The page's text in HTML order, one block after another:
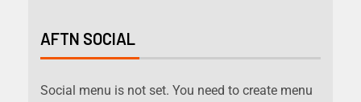
AFTN SOCIAL
Social menu is not set. You need to create menu